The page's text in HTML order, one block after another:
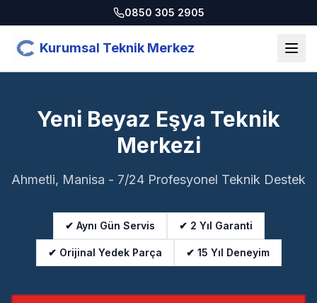
0850 305 2905
Kurumsal Teknik Merkez
Yeni Beyaz Eşya Teknik
Merkezi
Ahmetli, Manisa - 7/24 Profesyonel Teknik Destek
✔ Aynı Gün Servis ✔ 2 Yıl Garanti
✔ Orijinal Yedek Parça ✔ 15 Yıl Deneyim